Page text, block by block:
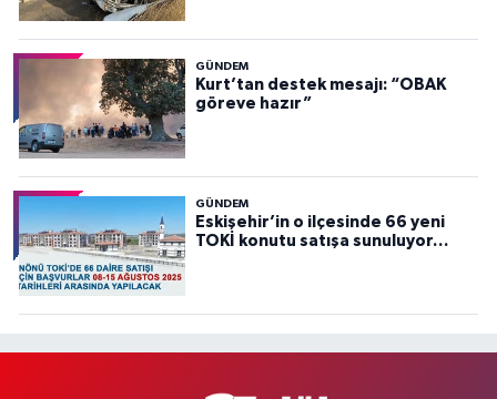
GÜNDEM
Kurt’tan destek mesajı: “OBAK
göreve hazır”
GÜNDEM
Eskişehir’in o ilçesinde 66 yeni
TOKİ konutu satışa sunuluyor…